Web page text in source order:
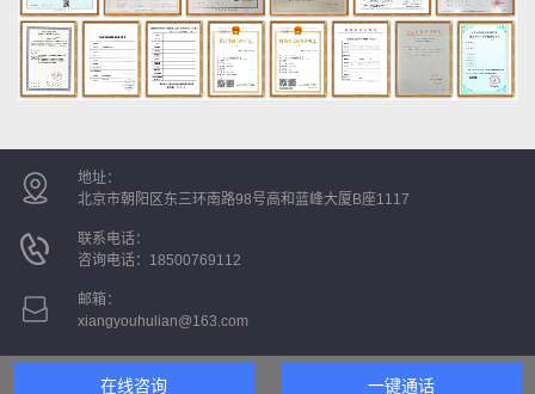
在线咨询 一键通话
地址：
北京市朝阳区东三环南路98号高和蓝峰大厦B座1117
联系电话：
咨询电话： 18500769112
邮箱：
xiangyouhulian@163.com